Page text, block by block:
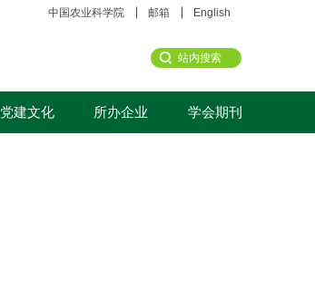
中国农业科学院 邮箱 English
党建文化 所办企业 学会期刊